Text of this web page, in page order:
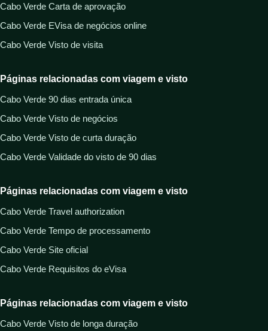
Cabo Verde Carta de aprovação
Cabo Verde EVisa de negócios online
Cabo Verde Visto de visita
Páginas relacionadas com viagem e visto
Cabo Verde 90 dias entrada única
Cabo Verde Visto de negócios
Cabo Verde Visto de curta duração
Cabo Verde Validade do visto de 90 dias
Páginas relacionadas com viagem e visto
Cabo Verde Travel authorization
Cabo Verde Tempo de processamento
Cabo Verde Site oficial
Cabo Verde Requisitos do eVisa
Páginas relacionadas com viagem e visto
Cabo Verde Visto de longa duração